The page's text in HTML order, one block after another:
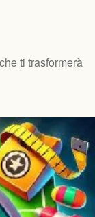
ti trasformerà